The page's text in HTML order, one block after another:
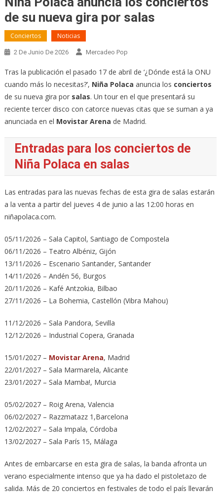
de su nueva gira por salas
Conciertos Noticias
2 De Junio De 2026 Mercadeo Pop
Tras la publicación el pasado 17 de abril de ‘¿Dónde está la ONU
cuando más lo necesitas?’, Niña Polaca anuncia los conciertos
de su nueva gira por salas. Un tour en el que presentará su
reciente tercer disco con catorce nuevas citas que se suman a ya
anunciada en el Movistar Arena de Madrid.
Entradas para los conciertos de
Niña Polaca en salas
Las entradas para las nuevas fechas de esta gira de salas estarán
a la venta a partir del jueves 4 de junio a las 12:00 horas en
niñapolaca.com.
05/11/2026 – Sala Capitol, Santiago de Compostela
06/11/2026 – Teatro Albéniz, Gijón
13/11/2026 – Escenario Santander, Santander
14/11/2026 – Andén 56, Burgos
20/11/2026 – Kafé Antzokia, Bilbao
27/11/2026 – La Bohemia, Castellón (Vibra Mahou)
11/12/2026 – Sala Pandora, Sevilla
12/12/2026 – Industrial Copera, Granada
15/01/2027 – Movistar Arena, Madrid
22/01/2027 – Sala Marmarela, Alicante
23/01/2027 – Sala Mamba!, Murcia
05/02/2027 – Roig Arena, Valencia
06/02/2027 – Razzmatazz 1,Barcelona
12/02/2027 – Sala Impala, Córdoba
13/02/2027 – Sala París 15, Málaga
Antes de embarcarse en esta gira de salas, la banda afronta un
verano especialmente intenso que ya ha dado el pistoletazo de
salida. Más de 20 conciertos en festivales de todo el país llevarán